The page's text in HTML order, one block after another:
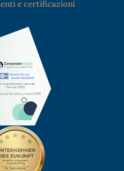
e certificazioni